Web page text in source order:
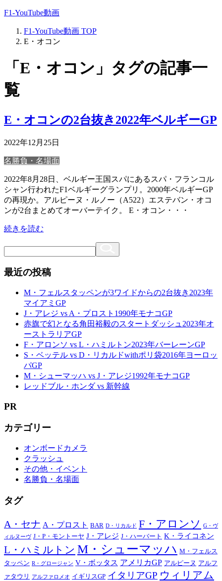
F1-YouTube動画
F1-YouTube動画 TOP
E・オコン
「E・オコン」タグの記事一
覧
E・オコンの2台抜き2022年ベルギーGP
2022年12月25日
名勝負・名場面
2022年8月28日、ベルギー王国スパにあるスパ・フランコル
シャン行われたF1ベルギーグランプリ。2000年ベルギーGP
の再現か。アルピーヌ・ルノー（A522）エステバン・オコ
ンが2台まとめてオーバーテイク。 E・オコン・・・
続きを読む
最近の投稿
M・フェルスタッペンが3ワイドからの2台抜き2023年
マイアミGP
J・アレジ vs A・プロスト1990年モナコGP
赤旗で幻となる角田裕毅のスタートダッシュ2023年オ
ーストラリアGP
F・アロンソ vs L・ハミルトン2023年バーレーンGP
S・ベッテル vs D・リカルドwithポリ袋2016年ヨーロッ
パGP
M・シューマッハ vs J・アレジ1992年モナコGP
レッドブル・ホンダ vs 新幹線
PR
カテゴリー
オンボードカメラ
クラッシュ
その他・イベント
名勝負・名場面
タグ
A・セナ A・プロスト BAR D・リカルド F・アロンソ
G・ヴ
ィルヌーヴ J・P・モントーヤ J・アレジ J・ハーバート K・ライコネン
L・ハミルトン M・シューマッハ M・フェルス
タッペン R・グロージャン V・ボッタス アメリカGP アルピーヌ アルフ
ァタウリ
アルファロメオ イギリスGP イタリアGP ウィリアム